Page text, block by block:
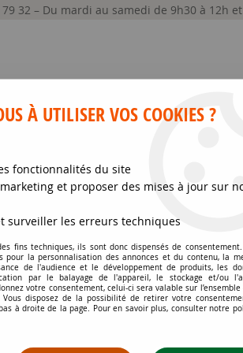
32 – Du mardi au samedi de 9h30 à 12h
MATÉRIELS
FUSAIN 'EMERALD
Soyez le premier à donner
À UTILISER VOS COOKIES ?
fonctionnalités du site
et proposer des mises à jour sur
surveiller les erreurs techniques
fins techniques, ils sont donc dispensés de
pour la personnalisation des annonces et du contenu, la
de l'audience et le développement de produits, les
par le balayage de l'appareil, le stockage et/ou
votre consentement, celui-ci sera valable sur l’ensemble
Vous disposez de la possibilité de retirer votre
à droite de la page. Pour en savoir plus, consulter notre